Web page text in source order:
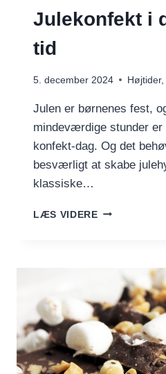
Julekonfekt i
tid
5. december 2024 Højtider,
Julen er børnenes fest,
mindeværdige stunder er
konfekt-dag. Og det
besværligt at skabe
klassiske…
LÆS VIDERE